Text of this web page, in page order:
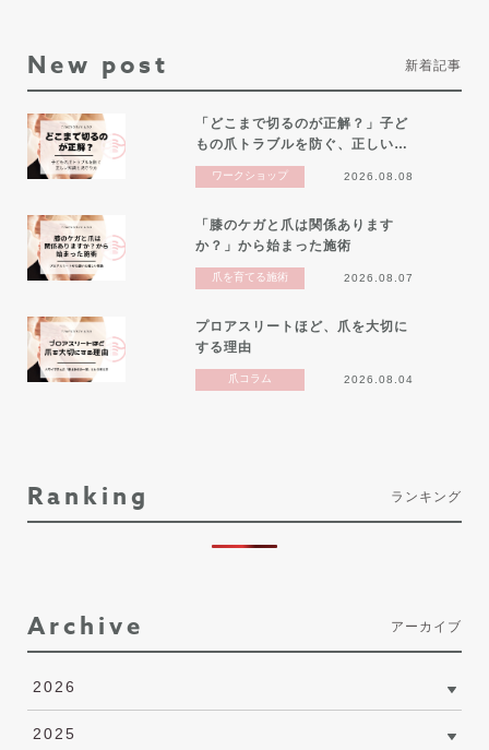
New post 新着記事
「どこまで切るのが正解？」子ど
もの爪トラブルを防ぐ、正しい…
ワークショップ 2026.08.08
「膝のケガと爪は関係あります
か？」から始まった施術
爪を育てる施術 2026.08.07
プロアスリートほど、爪を大切に
する理由
爪コラム 2026.08.04
Ranking ランキング
Archive アーカイブ
2026
2025